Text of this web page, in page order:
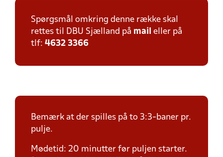
Spørgsmål omkring denne række skal
rettes til DBU Sjælland på mail eller på
tlf: 4632 3366
Bemærk at der spilles på to 3:3-baner pr.
pulje.
Mødetid: 20 minutter før puljen starter.